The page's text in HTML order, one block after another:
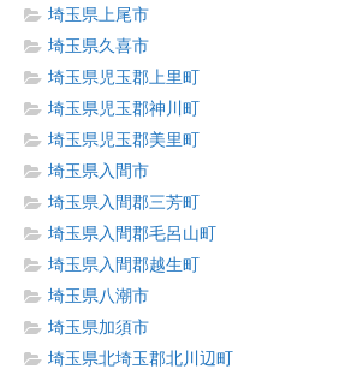
埼玉県上尾市
埼玉県久喜市
埼玉県児玉郡上里町
埼玉県児玉郡神川町
埼玉県児玉郡美里町
埼玉県入間市
埼玉県入間郡三芳町
埼玉県入間郡毛呂山町
埼玉県入間郡越生町
埼玉県八潮市
埼玉県加須市
埼玉県北埼玉郡北川辺町